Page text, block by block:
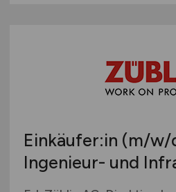
Einkäufer:in (m/w/
Ingenieur- und